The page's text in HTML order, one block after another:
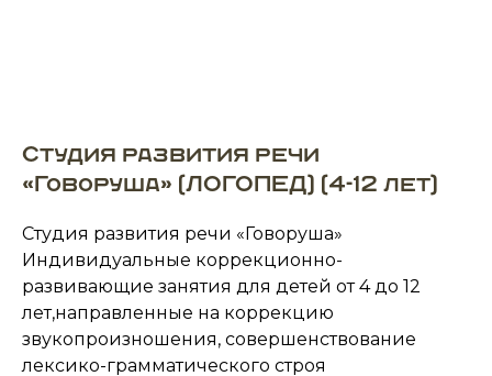
Студия развития речи
«Говоруша» (ЛОГОПЕД) (4-12 лет)
Студия развития речи «Говоруша»
Индивидуальные коррекционно-
развивающие занятия для детей от 4 до 12
лет,направленные на коррекцию
звукопроизношения, совершенствование
лексико-грамматического строя